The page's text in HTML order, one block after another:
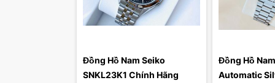
Đồng Hồ Nam Seiko
SNKL23K1 Chính Hãng
Đồng Hồ
Automatic